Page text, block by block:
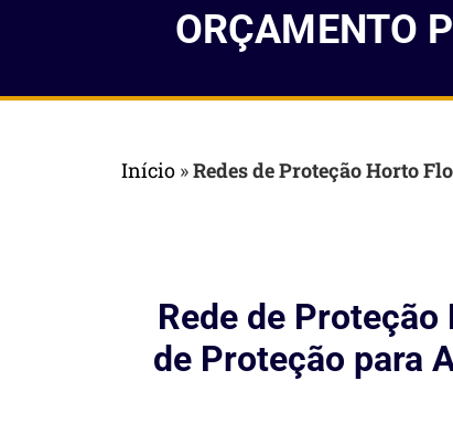
ORÇAMENTO
Início »Redes de Proteção Horto
Rede de
de Proteção para